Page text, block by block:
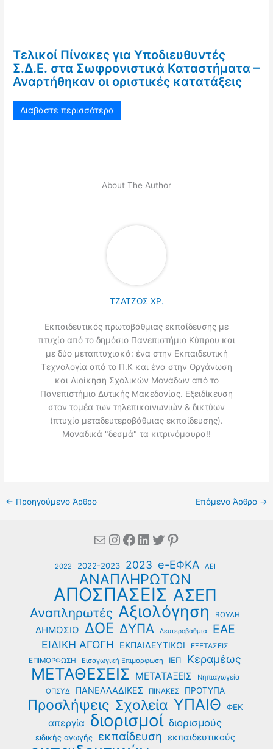
Τελικοί Πίνακες για Υποδιευθυντές
Σ.Δ.Ε. στα Σωφρονιστικά Καταστήματα –
Αναρτήθηκαν οι οριστικές κατατάξεις
Διαβάστε περισσότερα
About The Author
ΤΖΑΤΖΟΣ ΧΡ.
Εκπαιδευτικός πρωτοβάθμιας εκπαίδευσης με
πτυχίο από το δημόσιο Πανεπιστήμιο Κύπρου και
με δύο μεταπτυχιακά: ένα στην Εκπαιδευτική
Τεχνολογία από το Π.Κ και ένα στην Οργάνωση
και Διοίκηση Σχολικών Μονάδων από το
Πανεπιστήμιο Δυτικής Μακεδονίας. Εξειδίκευση
στον τομέα των τηλεπικοινωνιών & δικτύων
(πτυχίο μεταδευτεροβάθμιας εκπαίδευσης).
Μοναδικά "δεσμά" τα κιτρινόμαυρα!!
← Προηγούμενο Άρθρο Επόμενο Άρθρο →
MailInstagram
Facebook
Linkedin
Twitter
Pinterest
2022 2022-2023 2023 e-ΕΦΚΑ ΑΕΙ
ΑΝΑΠΛΗΡΩΤΩΝ
ΑΠΟΣΠΑΣΕΙΣ ΑΣΕΠ
Αναπληρωτές Αξιολόγηση ΒΟΥΛΗ
ΔΗΜΟΣΙΟ ΔΟΕ ΔΥΠΑ Δευτεροβάθμια ΕΑΕ
ΕΙΔΙΚΗ ΑΓΩΓΗ ΕΚΠΑΙΔΕΥΤΙΚΟΙ ΕΞΕΤΑΣΕΙΣ
ΕΠΙΜΟΡΦΩΣΗ Εισαγωγική Επιμόρφωση ΙΕΠ Κεραμέως
ΜΕΤΑΘΕΣΕΙΣ ΜΕΤΑΤΑΞΕΙΣ
Νηπιαγωγεία
ΟΠΣΥΔ
ΠΑΝΕΛΛΑΔΙΚΕΣ ΠΙΝΑΚΕΣ ΠΡΟΤΥΠΑ
Προσλήψεις Σχολεία ΥΠΑΙΘ ΦΕΚ
απεργία διορισμοί διορισμούς
ειδικής αγωγής εκπαίδευση εκπαιδευτικούς